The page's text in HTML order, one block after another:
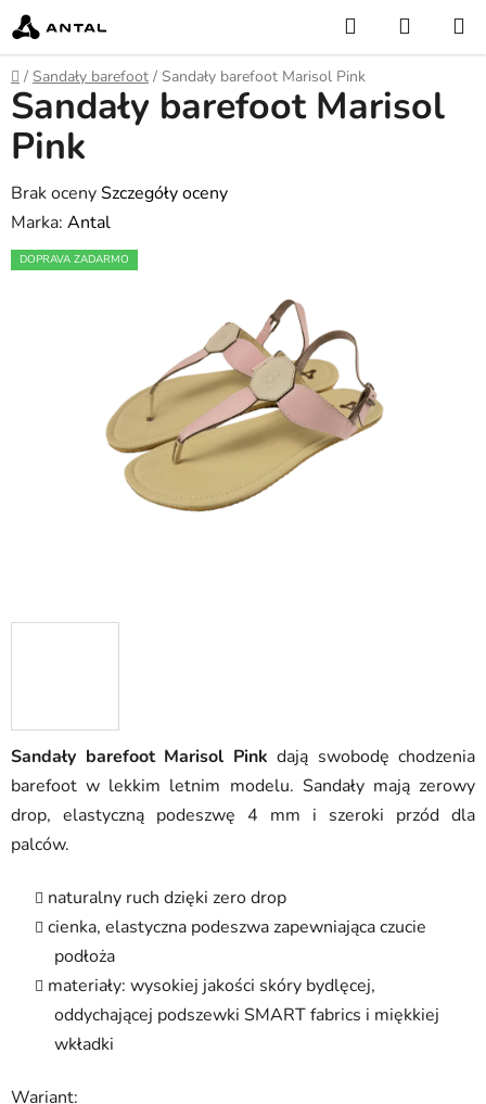
Przejść
do
treści
Szukaj
Home
/ Sandały barefoot / Sandały barefoot Marisol Pink
Sandały barefoot Marisol Pink dają swobodę chodzenia
barefoot w lekkim letnim modelu. Sandały mają zerowy
drop, elastyczną podeszwę 4 mm i szeroki przód dla
palców.
naturalny ruch dzięki zero drop
cienka, elastyczna podeszwa zapewniająca czucie
podłoża
materiały: wysokiej jakości skóry bydlęcej,
oddychającej podszewki SMART fabrics i miękkiej
wkładki
Wariant:
Sandały barefoot Marisol
Pink
Średnia
ocena
produktu
Brak ocenySzczegóły oceny
Marka: Antal
DOPRAVA ZADARMO